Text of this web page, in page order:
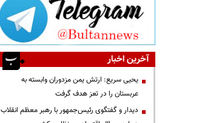
آخرین اخبار
یحیی سریع: ارتش یمن مزدوران وابسته به
عربستان را در تعز هدف گرفت
دیدار و گفتگوی رئیس‌جمهور با رهبر معظم انقلاب